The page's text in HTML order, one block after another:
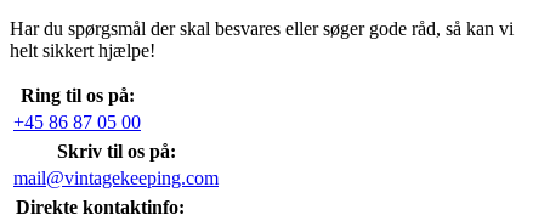
Har du spørgsmål der skal besvares eller søger gode råd, så kan vi
helt sikkert hjælpe!
Ring til os på:
+45 86 87 05 00
Skriv til os på:
mail@vintagekeeping.com
Direkte kontaktinfo: